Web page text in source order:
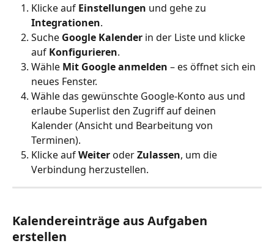
Klicke auf Einstellungen und gehe zu
Integrationen.
Suche Google Kalender in der Liste und klicke
auf Konfigurieren.
Wähle Mit Google anmelden – es öffnet sich ein
neues Fenster.
Wähle das gewünschte Google-Konto aus und
erlaube Superlist den Zugriff auf deinen
Kalender (Ansicht und Bearbeitung von
Terminen).
Klicke auf Weiter oder Zulassen, um die
Verbindung herzustellen.
Kalendereinträge aus Aufgaben
erstellen